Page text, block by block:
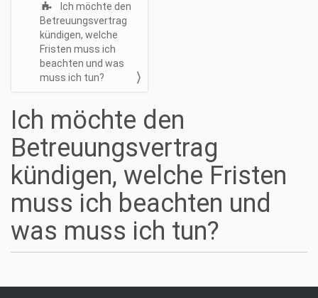
Ich möchte den
Betreuungsvertrag
kündigen, welche
Fristen muss ich
beachten und was
muss ich tun?
Ich möchte den
Betreuungsvertrag
kündigen, welche Fristen
muss ich beachten und
was muss ich tun?